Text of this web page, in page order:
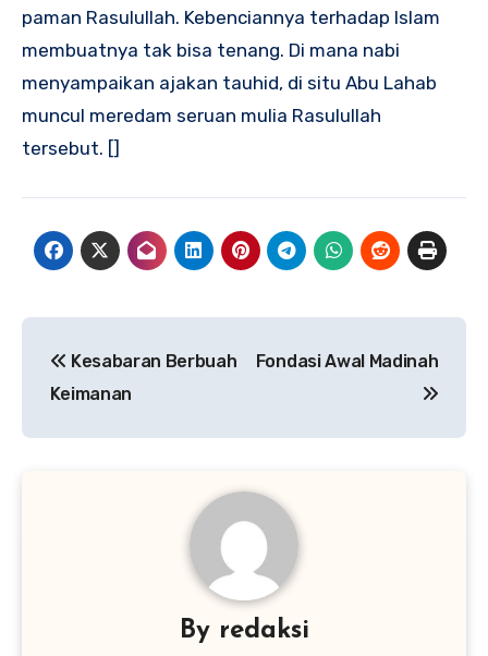
paman Rasulullah. Kebenciannya terhadap Islam
membuatnya tak bisa tenang. Di mana nabi
menyampaikan ajakan tauhid, di situ Abu Lahab
muncul meredam seruan mulia Rasulullah
tersebut. []
pos
Kesabaran Berbuah
Keimanan
Fondasi Awal Madinah
By redaksi